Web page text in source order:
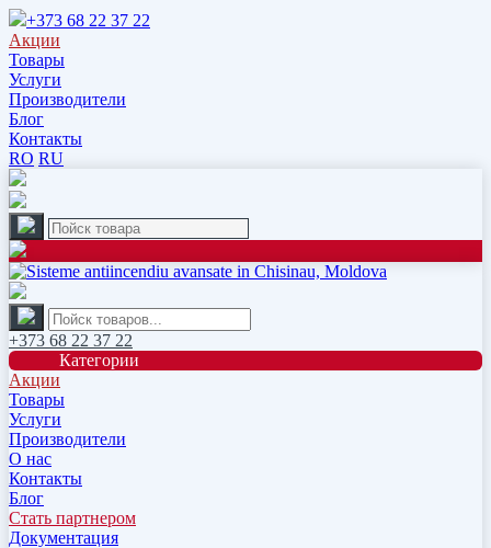
+373 68 22 37 22
Акции
Товары
Услуги
Производители
Блог
Контакты
RO RU
+373 68 22 37 22
Категории
Акции
Товары
Услуги
Производители
О нас
Контакты
Блог
Стать партнером
Документация